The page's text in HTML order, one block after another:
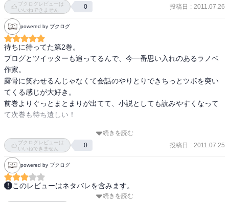
残念ラブコメ第二弾。
・・・途中までかなりいい感じではあったのに、ラストで八幡
は・・・や、彼の過去を考えると当然なのかも知れないが。
しかしこいつぼっちぼっち言ってる割になんでぼっちなのか今一わ
からんやつだな。まあリアルぼっち人格だとラブコメになりようが
ないか。
ブクログレビューは
いいねできません
0 投稿日 : 2011.07.26
powered by ブクログ
待ちに待ってた第2巻。
ブログとツイッターも追ってるんで、今一番思い入れのあるラノベ
作家。
露骨に笑わせるんじゃなくて会話のやりとりできちっとツボを突い
てくる感じが大好き。
前巻よりぐっとまとまりが出てて、小説としても読みやすくなって
て次巻も待ち遠しい！
おバカで素直な由比ヶ浜がかわいすぎる。
続きを読む
ブクログレビューは
いいねできません
0 投稿日 : 2011.07.25
powered by ブクログ
このレビューはネタバレを含みます。
主人公・八幡の妹登場。でも戸塚が一番可愛い。戸塚可愛いよ戸
続きを読む